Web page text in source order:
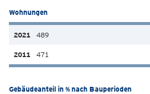
Wohnungen
489
471
Gebäudeanteil in % nach Bauperioden